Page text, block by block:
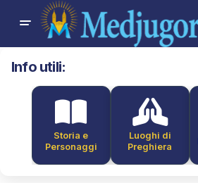
Info utili:
Storia e
Personaggi
Luoghi di
Preghiera